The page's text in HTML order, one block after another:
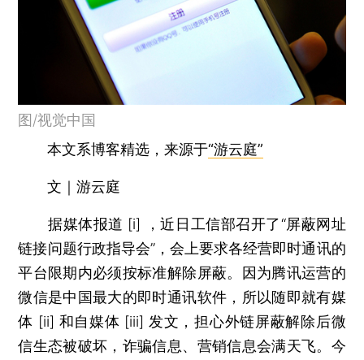
图/视觉中国
本文系博客精选，来源于“游云庭”
文｜游云庭
据媒体报道 [i] ，近日工信部召开了“屏蔽网址
链接问题行政指导会”，会上要求各经营即时通讯的
平台限期内必须按标准解除屏蔽。因为腾讯运营的
微信是中国最大的即时通讯软件，所以随即就有媒
体 [ii] 和自媒体 [iii] 发文，担心外链屏蔽解除后微
信生态被破坏，诈骗信息、营销信息会满天飞。今